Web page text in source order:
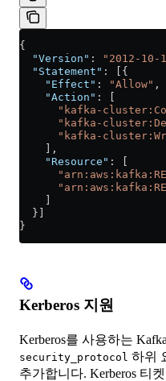
{
  "Version"
: "2012-10-
  "Statement"
: [{
    "Effect"
: "Allow" ,
    "Action"
: [
"kafka-
"kafka-
"kafka-
    ],
    "Resource"
: [
  }]
}
Kerberos 지원
Kerberos를 사용하는
security_protocol 하위
추가합니다. Kerberos 티